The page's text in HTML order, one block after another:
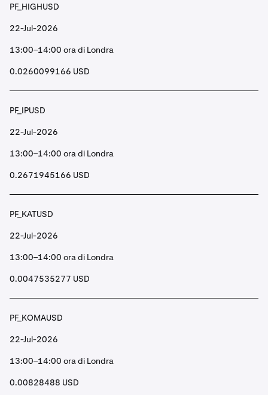
PF_HIGHUSD
22-Jul-2026
13:00–14:00 ora di Londra
0.0260099166 USD
PF_IPUSD
22-Jul-2026
13:00–14:00 ora di Londra
0.2671945166 USD
PF_KATUSD
22-Jul-2026
13:00–14:00 ora di Londra
0.0047535277 USD
PF_KOMAUSD
22-Jul-2026
13:00–14:00 ora di Londra
0.00828488 USD